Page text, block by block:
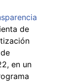
de
en un